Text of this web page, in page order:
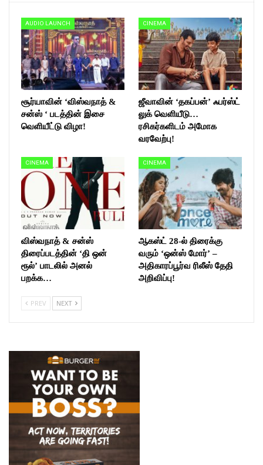
AUDIO LAUNCH
சூர்யாவின் ‘விஸ்வநாத் &
சன்ஸ் ‘ படத்தின் இசை
வெளியீட்டு விழா!
CINEMA
ஜீவாவின் ‘தகப்பன்’ ஃபர்ஸ்ட்
லுக் வெளியீடு…
ரசிகர்களிடம் அமோக
வரவேற்பு!
CINEMA
விஸ்வநாத் & சன்ஸ்
திரைப்படத்தின் ‘தி ஒன்
ரூல்’ பாடலில் அனல்
பறக்க…
CINEMA
ஆகஸ்ட் 28-ல் திரைக்கு
வரும் ‘ஒன்ஸ் மோர்’ –
அதிகாரப்பூர்வ ரிலீஸ் தேதி
அறிவிப்பு!
PREV NEXT